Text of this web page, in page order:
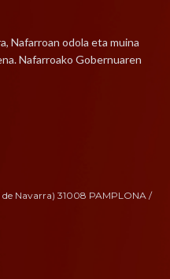
Nafarroan odola eta muina
Nafarroako Gobernuaren
Navarra) 31008 PAMPLONA /